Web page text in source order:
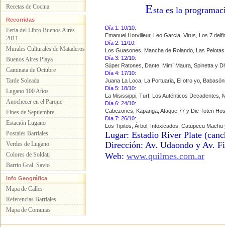
Recetas de Cocina
Recorridas
Feria del Libro Buenos Aires
2011
Murales Culturales de Mataderos
Buenos Aires Playa
Caminata de Octubre
Tarde Soleada
Lugano 100 Años
Anochecer en el Parque
Fines de Septiembre
Estación Lugano
Postales Barriales
Verdes de Lugano
Colores de Soldati
Barrio Gral. Savio
Info Geográfica
Mapa de Calles
Referencias Barriales
Mapa de Comunas
Esta es la
Día 1: 10/10:
Emanuel Horvilleur, Leo Garcia, Virus, Los 7
Día 2: 11/10:
Los Guasones, Mancha de Rolando, Las
Día 3: 12/10:
Súper Ratones, Dante, Mimí Maura, Spinetta y
Día 4: 17/10:
Juana La Loca, La Portuaria, El otro yo,
Día 5: 18/10:
La Misissippi, Turf, Los Auténticos Decadentes,
Día 6: 24/10:
Cabezones, Kapanga, Ataque 77 y Die Toten
Día 7: 26/10:
Los Tipitos, Árbol, Intoxicados, Catupecu Machu
Lugar: Estadio River Plate
Dirección: Av. Udaondo y Av.
Web: www.quilmes.com.ar